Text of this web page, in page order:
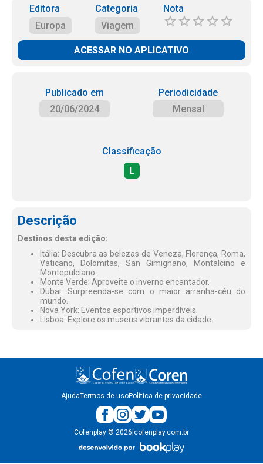
Editora
Europa
Categoria
Viagem
Nota
ACESSAR NO APLICATIVO
Publicado em
20/06/2024
Periodicidade
Mensal
Classificação
L
Descrição
Destinos desta edição:
Itália: Descubra as belezas de Veneza, Florença, Roma,
Vaticano, Dolomitas, San Gimignano, Montalcino e
Montepulciano.
Monte Verde: Aproveite o inverno encantador.
Dubai: Surpreenda-se com o maior arranha-céu do
mundo.
Nova York: Eventos esportivos imperdíveis.
Lisboa: Explore os museus vibrantes da cidade.
AjudaTermos de usoPolítica de privacidade
Cofenplay ® 2026 cofenplay.com.br